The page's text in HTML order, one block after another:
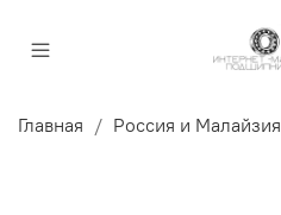
Главная Россия и Малайзия